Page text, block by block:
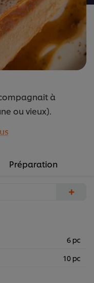
à
ou vieux).
Préparation
+
6 pc
10 pc